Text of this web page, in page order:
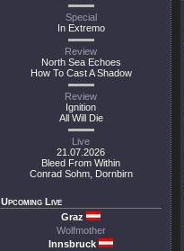
Special
In Extremo
Review
North Sea Echoes
How To Cast A Shadow
Review
Ignition
All Will Die
Live
21.07.2026
Bleed From Within
Conrad Sohm, Dornbirn
Upcoming Live
Graz
Wolfmother
Innsbruck